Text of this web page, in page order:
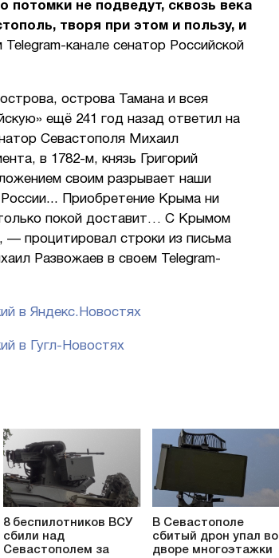
потомки не подведут, сквозь века
творя при этом и пользу, и
канале сенатор Российской
острова Тамана и всея
ещё 241 год назад ответил на
Севастополя Михаил
в 1782-м, князь Григорий
своим разрывает наши
Приобретение Крыма ни
покой доставит… С Крымом
— процитировал строки из письма
Развожаев в своем Telegram-
в Яндекс.Новостях
в Гугл-Новостях
8 беспилотников ВСУ
сбили над
Севастополем за
В Севастополе
сбитый дрон упал во
дворе многоэтажки